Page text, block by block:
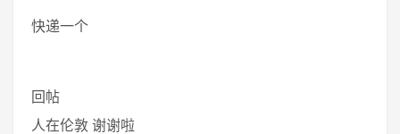
快递一个
回帖
人在伦敦 谢谢啦